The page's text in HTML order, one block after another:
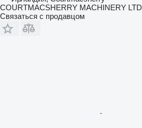
COURTMACSHERRY MACHINERY LTD
Связаться с продавцом